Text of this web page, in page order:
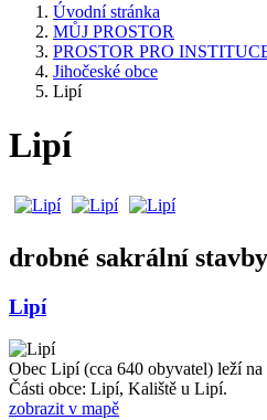
Úvodní stránka
MŮJ PROSTOR
PROSTOR PRO
Jihočeské obce
Lipí
Lipí
drobné sakrální
Lipí
Obec Lipí (cca 640 obyvatel) leží
Části obce: Lipí, Kaliště u Lipí.
zobrazit v mapě